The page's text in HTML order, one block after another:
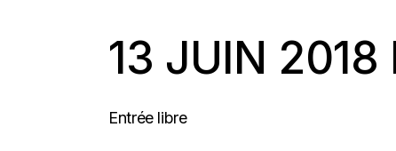
13 JUIN 2018
Entrée libre